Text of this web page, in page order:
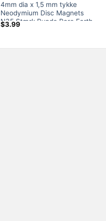
4mm dia x 1,5 mm tykke
Neodymium Disc Magnets
N35 Stærk Runde Rare Earth
Disk Magnet Flade magneter
$3.99